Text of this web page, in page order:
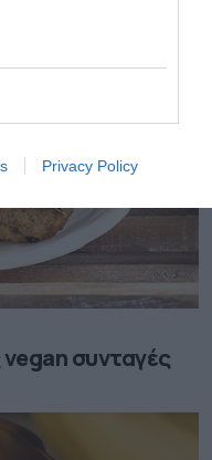
Privacy Policy
συνταγές